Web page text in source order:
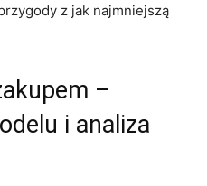
z jak najmniejszą
–
i analiza